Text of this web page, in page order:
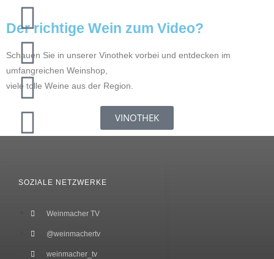
Der richtige Wein zum Video?
Schauen Sie in unserer Vinothek vorbei und entdecken im
umfangreichen Weinshop,
viele tolle Weine aus der Region.
VINOTHEK
SOZIALE NETZWERKE
Weinmacher TV
@weinmachertv
weinmacher_tv